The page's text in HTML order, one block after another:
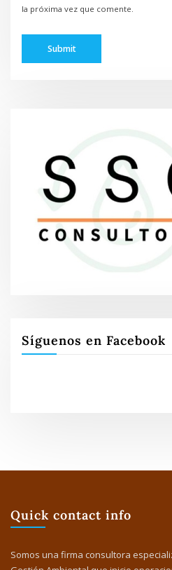
la próxima vez que comente.
Síguenos en Facebook
Quick contact info
Somos una firma consultora